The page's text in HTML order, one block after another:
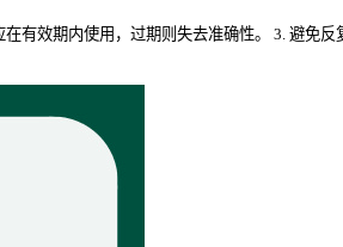
有效期内使用，过期则失去准确性。 3. 避免